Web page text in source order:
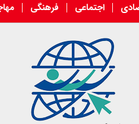
اجتماعی فرهنگی